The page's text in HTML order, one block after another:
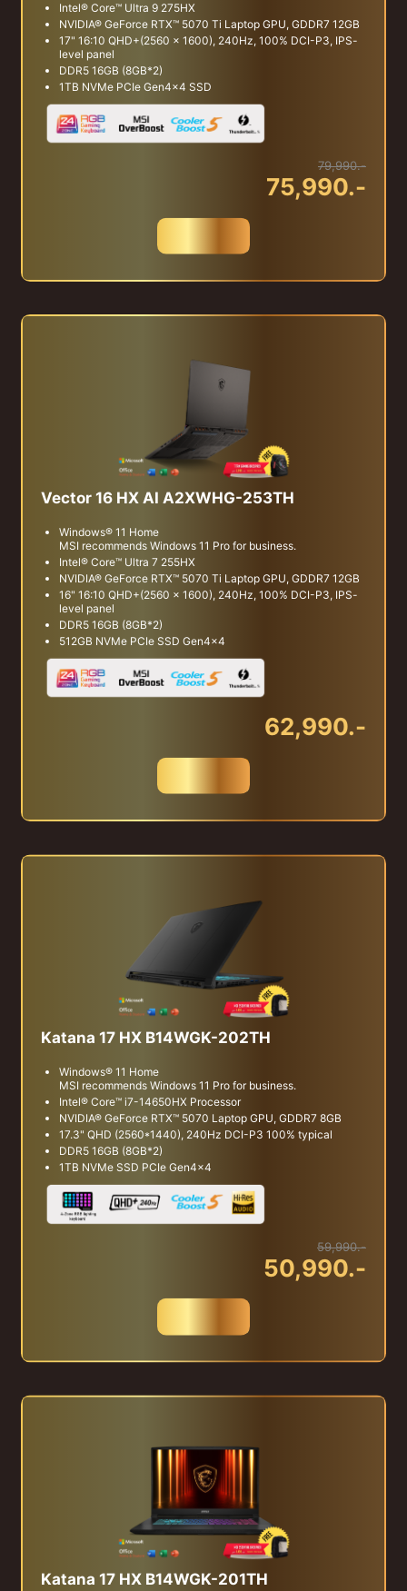
Intel® Core™ Ultra 9 275HX
NVIDIA® GeForce RTX™ 5070 Ti Laptop GPU, GDDR7 12GB
17" 16:10 QHD+(2560 x 1600), 240Hz, 100% DCI-P3, IPS-
level panel
DDR5 16GB (8GB*2)
1TB NVMe PCIe Gen4x4 SSD
79,990.-
75,990.-
Vector 16 HX AI A2XWHG-253TH
Windows® 11 Home
MSI recommends Windows 11 Pro for business.
Intel® Core™ Ultra 7 255HX
NVIDIA® GeForce RTX™ 5070 Ti Laptop GPU, GDDR7 12GB
16" 16:10 QHD+(2560 x 1600), 240Hz, 100% DCI-P3, IPS-
level panel
DDR5 16GB (8GB*2)
512GB NVMe PCIe SSD Gen4x4
62,990.-
Katana 17 HX B14WGK-202TH
Windows® 11 Home
MSI recommends Windows 11 Pro for business.
Intel® Core™ i7-14650HX Processor
NVIDIA® GeForce RTX™ 5070 Laptop GPU, GDDR7 8GB
17.3" QHD (2560*1440), 240Hz DCI-P3 100% typical
DDR5 16GB (8GB*2)
1TB NVMe SSD PCIe Gen4x4
59,990.-
50,990.-
Katana 17 HX B14WGK-201TH